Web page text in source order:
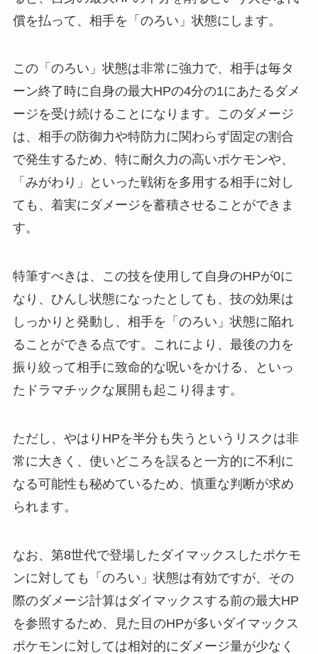
償を払って、相手を「のろい」状態にします。
この「のろい」状態は非常に強力で、相手は毎タ
ーン終了時に自身の最大HPの4分の1にあたるダメ
ージを受け続けることになります。このダメージ
は、相手の防御力や特防力に関わらず固定の割合
で発生するため、特に耐久力の高いポケモンや、
「みがわり」といった戦術を多用する相手に対し
ても、着実にダメージを蓄積させることができま
す。
特筆すべきは、この技を使用して自身のHPが0に
なり、ひんし状態になったとしても、技の効果は
しっかりと発動し、相手を「のろい」状態に陥れ
ることができる点です。これにより、最後の力を
振り絞って相手に致命的な呪いをかける、といっ
たドラマチックな展開も起こり得ます。
ただし、やはりHPを半分も失うというリスクは非
常に大きく、使いどころを誤ると一方的に不利に
なる可能性も秘めているため、慎重な判断が求め
られます。
なお、第8世代で登場したダイマックスしたポケモ
ンに対しても「のろい」状態は有効ですが、その
際のダメージ計算はダイマックスする前の最大HP
を参照するため、見た目のHPが多いダイマックス
ポケモンに対しては相対的にダメージ量が少なく